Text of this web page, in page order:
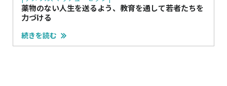
薬物のない人生を送るよう、教育を通して若者たちを
力づける
続きを読む